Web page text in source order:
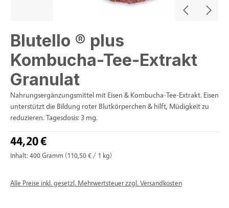
Blutello ® plus
Kombucha-Tee-Extrakt
Granulat
Nahrungsergänzungsmittel mit Eisen & Kombucha-Tee-Extrakt. Eisen
unterstützt die Bildung roter Blutkörperchen & hilft, Müdigkeit zu
reduzieren. Tagesdosis: 3 mg.
44,20 €
Inhalt: 400 Gramm (110,50 € / 1 kg)
Alle Preise inkl. gesetzl. Mehrwertsteuer zzgl. Versandkosten